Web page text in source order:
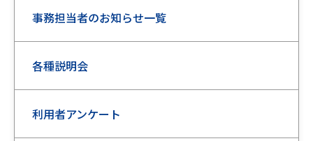
事務担当者のお知らせ一覧
各種説明会
利用者アンケート